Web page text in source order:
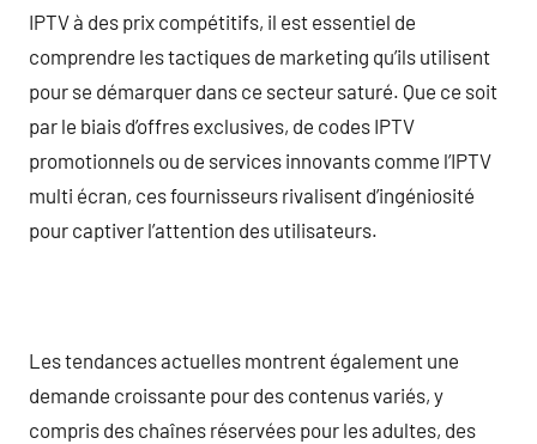
IPTV à des prix compétitifs, il est essentiel de
comprendre les tactiques de marketing qu’ils utilisent
pour se démarquer dans ce secteur saturé. Que ce soit
par le biais d’offres exclusives, de codes IPTV
promotionnels ou de services innovants comme l’IPTV
multi écran, ces fournisseurs rivalisent d’ingéniosité
pour captiver l’attention des utilisateurs.
Les tendances actuelles montrent également une
demande croissante pour des contenus variés, y
compris des chaînes réservées pour les adultes, des